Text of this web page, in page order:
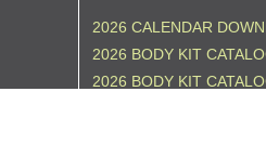
2026 CALENDAR
2026 BODY KIT
2026 BODY KIT